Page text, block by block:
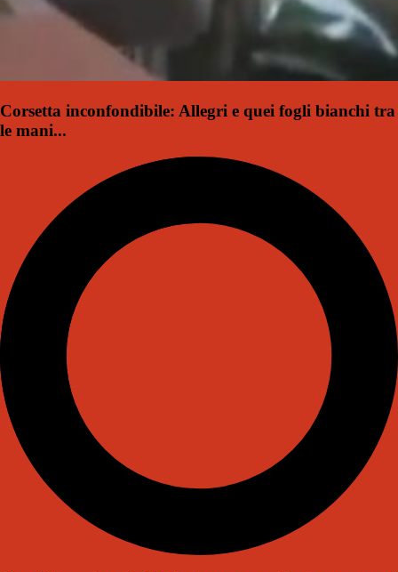
Corsetta inconfondibile: Allegri e quei fogli bianchi tra
le mani...